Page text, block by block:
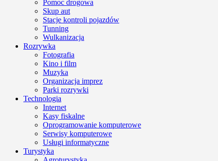
Pomoc drogowa
Skup aut
Stacje kontroli pojazdów
Tunning
Wulkanizacja
Rozrywka
Fotografia
Kino i film
Muzyka
Organizacja imprez
Parki rozrywki
Technologia
Internet
Kasy fiskalne
Oprogramowanie komputerowe
Serwisy komputerowe
Usługi informatyczne
Turystyka